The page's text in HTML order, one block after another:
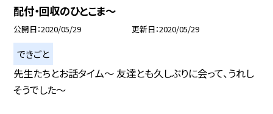
配付・回収のひとこま〜
公開日 2020/05/29 更新日 2020/05/29
できごと
先生たちとお話タイム〜 友達とも久しぶりに会って、うれし
そうでした〜